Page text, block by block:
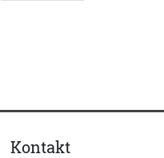
Kontakt